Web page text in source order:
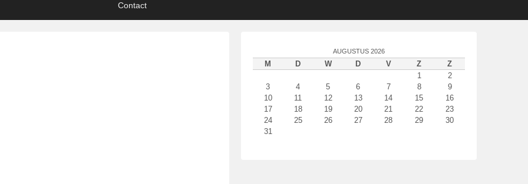
Contact
AUGUSTUS 2026
M D W D V Z
Z
1
2
3
4 5 6 7 8
9
10
11 12 13 14 15
16
17
18 19 20 21 22
23
24
25 26 27 28 29
30
31